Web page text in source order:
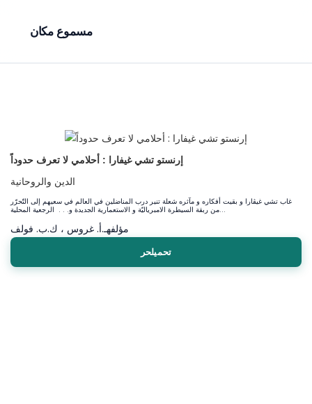
مسموع مكان
إرنستو تشي غيفارا : أحلامي لا تعرف حدوداً
الدين والروحانية
غاب تشي غيڤارا و بقيت أفكاره و مآثره شعلة تنير درب المناضلين في العالم في سعيهم إلى التّحرّر
مؤلفهـ.أ. غروس ، ك.ب. فولف
تحميلحر